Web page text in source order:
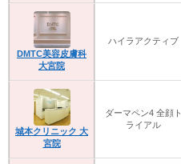
DMTC美容皮膚科
大宮院
ハイラアクティブ
城本クリニック 大
宮院
ダーマペン4 全顔ト
ライアル